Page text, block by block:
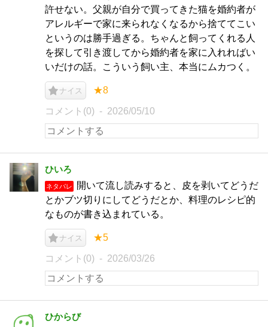
許せない。父親が自分で買ってきた猫を婚約者が
アレルギーで家に来られなくなるから捨ててこい
というのは勝手過ぎる。ちゃんと飼ってくれる人
を探して引き渡してから婚約者を家に入れればい
いだけの話。こういう飼い主、本当にムカつく。
ナイス ★8
コメント(0) 2026/05/10
ひいろ
ネタバレ
開いて流し読みすると、皮を剥いてどうだ
とかブツ切りにしてどうだとか、料理のレシピ的
なものが書き込まれている。
ナイス ★5
コメント(0) 2026/03/26
ひからび